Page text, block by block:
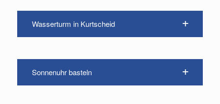
Wasserturm in Kurtscheid
Sonnenuhr basteln